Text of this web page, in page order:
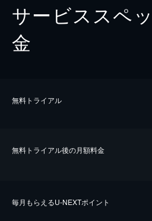
サービススペ
金
無料トライアル
無料トライアル後の⽉額料金
毎⽉もらえるU-NEXTポイント